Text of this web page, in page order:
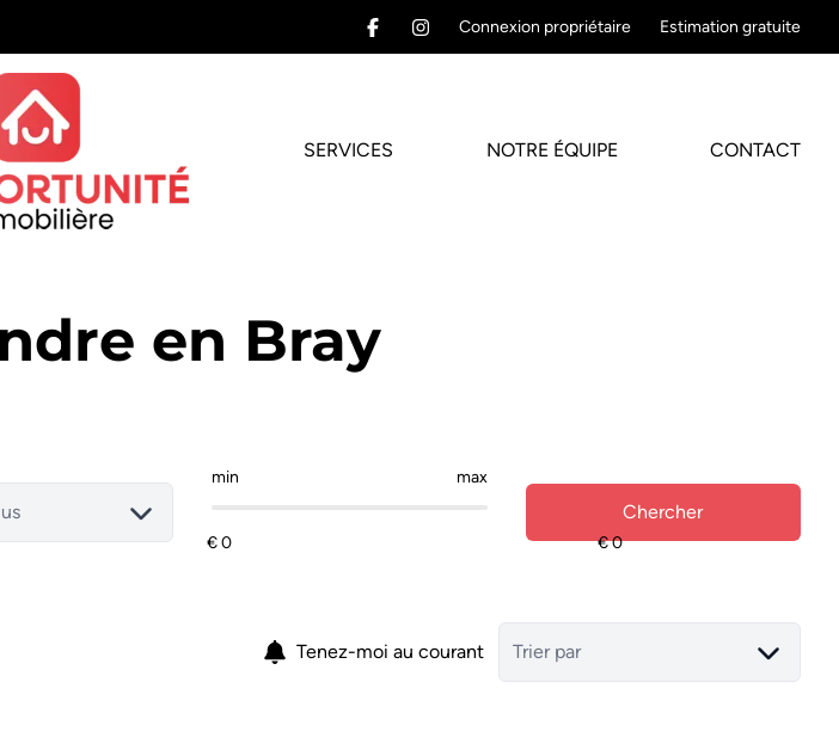
Connexion propriétaire Estimation gratuite
SERVICES NOTRE ÉQUIPE CONTACT
en Bray
min max
Chercher
Tenez-moi au courant Trier par